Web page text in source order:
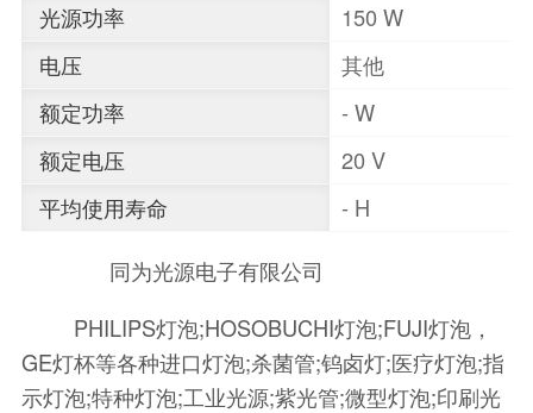
光源功率
150 W
电压
其他
额定功率
- W
额定电压
20 V
平均使用寿命
- H
同为光源电子有限公司
PHILIPS灯泡;HOSOBUCHI灯泡;FUJI灯泡，
GE灯杯等各种进口灯泡;杀菌管;钨卤灯;医疗灯泡;指
示灯泡;特种灯泡;工业光源;紫光管;微型灯泡;印刷光